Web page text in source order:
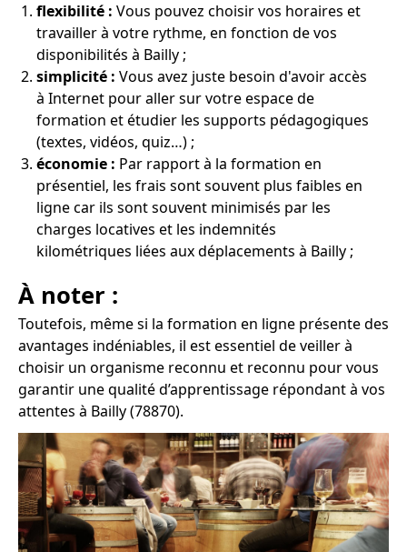
flexibilité : Vous pouvez choisir vos horaires et
travailler à votre rythme, en fonction de vos
disponibilités à Bailly ;
simplicité : Vous avez juste besoin d'avoir accès
à Internet pour aller sur votre espace de
formation et étudier les supports pédagogiques
(textes, vidéos, quiz…) ;
économie : Par rapport à la formation en
présentiel, les frais sont souvent plus faibles en
ligne car ils sont souvent minimisés par les
charges locatives et les indemnités
kilométriques liées aux déplacements à Bailly ;
À noter :
Toutefois, même si la formation en ligne présente des
avantages indéniables, il est essentiel de veiller à
choisir un organisme reconnu et reconnu pour vous
garantir une qualité d’apprentissage répondant à vos
attentes à Bailly (78870).